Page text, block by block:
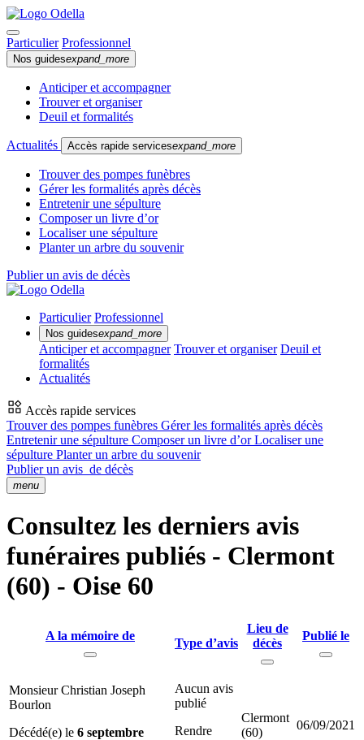
Particulier Professionnel
Nos guidesexpand_more
Anticiper et accompagner
Trouver et organiser
Deuil et formalités
Actualités Accès rapide servicesexpand_more
Trouver des pompes funèbres
Gérer les formalités après décès
Entretenir une sépulture
Composer un livre d’or
Localiser une sépulture
Planter un arbre du souvenir
Publier un avis de décès
Particulier Professionnel
Nos guidesexpand_more
Anticiper et accompagner Trouver et organiser Deuil et
formalités
Actualités
Accès rapide services
Trouver des pompes funèbres Gérer les formalités après décès
Entretenir une sépulture Composer un livre d’orLocaliser une
sépulture Planter un arbre du souvenir
Publier un avis de décès
menu
Consultez les derniers avis
funéraires publiés - Clermont
(60) - Oise 60
A la mémoire de
Type d’avis
Lieu de
décès
Publié le
Monsieur Christian Joseph
Bourlon
Décédé(e) le 6 septembre
Aucun avis
publié
Rendre
Clermont
(60)
06/09/2021